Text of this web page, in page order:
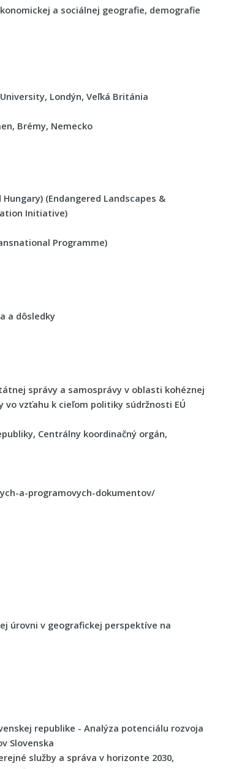
a sociálnej geografie, demografie
Londýn, Veľká Británia
Brémy, Nemecko
(Endangered Landscapes &
Initiative)
Programme)
a dôsledky
správy a samosprávy v oblasti kohéznej
vo vzťahu k cieľom politiky súdržnosti EÚ
Centrálny koordinačný orgán,
a-programovych-dokumentov/
úrovni v geografickej perspektíve na
republike - Analýza potenciálu rozvoja
Slovenska
služby a správa v horizonte 2030,